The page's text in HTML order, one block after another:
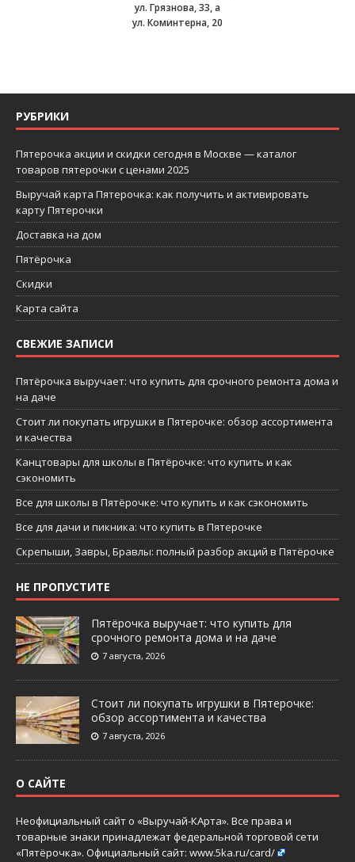
ул. Грязнова, 33, а
ул. Коминтерна, 20
РУБРИКИ
Пятерочка акции и скидки сегодня в Москве — каталог
товаров пятерочки с ценами 2025
Выручай карта Пятерочка: как получить и активировать
карту Пятерочки
Доставка на дом
Пятёрочка
Скидки
Карта сайта
СВЕЖИЕ ЗАПИСИ
Пятёрочка выручает: что купить для срочного ремонта дома и
на даче
Стоит ли покупать игрушки в Пятерочке: обзор ассортимента
и качества
Канцтовары для школы в Пятёрочке: что купить и как
сэкономить
Все для школы в Пятёрочке: что купить и как сэкономить
Все для дачи и пикника: что купить в Пятерочке
Скрепыши, Завры, Бравлы: полный разбор акций в Пятёрочке
НЕ ПРОПУСТИТЕ
Пятёрочка выручает: что купить для
срочного ремонта дома и на даче
7 августа, 2026
Стоит ли покупать игрушки в Пятерочке:
обзор ассортимента и качества
7 августа, 2026
О САЙТЕ
Неофициальный сайт о «Выручай-КАрта». Все права и
товарные знаки принадлежат федеральной торговой сети
«Пятёрочка». Официальный сайт: www.5ka.ru/card/